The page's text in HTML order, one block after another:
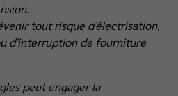
tout risque d’électrisation,
d’interruption de fourniture
peut engager la